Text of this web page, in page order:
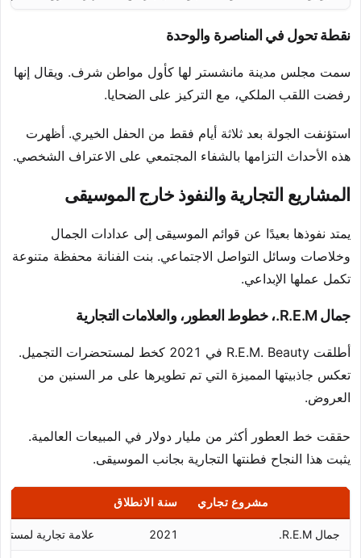
نقطة تحول في المناصرة والوحدة
سمت مجلس مدينة مانشستر لها كأول مواطن شرف. ويقال إنها
رفضت اللقب الملكي، مع التركيز على الضحايا.
استؤنفت الجولة بعد ثلاثة أيام فقط من الحفل الخيري. أظهرت
هذه الأحداث التزامها بالشفاء المجتمعي على الاعتراف الشخصي.
المشاريع التجارية والنفوذ خارج الموسيقى
يمتد نفوذها بعيدًا عن قوائم الموسيقى إلى عدادات الجمال
وخلاصات وسائل التواصل الاجتماعي. بنت الفنانة محفظة متنوعة
تكمل عملها الإبداعي.
جمال R.E.M.، خطوط العطور، والعلامات التجارية
أطلقت R.E.M. Beauty في 2021 كخط لمستحضرات التجميل.
تعكس جاذبيتها المميزة التي تم تطويرها على مر السنين من
العروض.
حققت خط العطور أكثر من مليار دولار في المبيعات العالمية.
يثبت هذا النجاح فطنتها التجارية بجانب الموسيقى.
مشروع تجاري سنة الانطلاق
جمال R.E.M. 2021 علامة تجارية